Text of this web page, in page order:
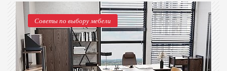
Советы по выбору мебели